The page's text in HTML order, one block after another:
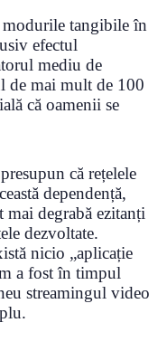
modurile tangibile în
efectul
mediu de
de mai mult de 100
că oamenii se
că rețelele
dependență,
mai degrabă ezitanți
dezvoltate.
nicio „aplicație
a fost în timpul
streamingul video